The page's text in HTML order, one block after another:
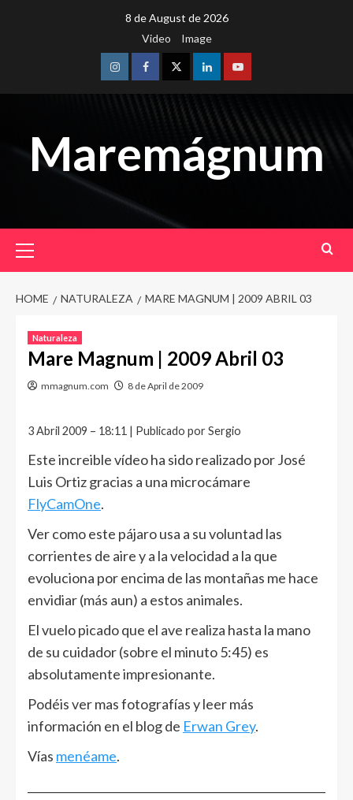
8 de August de 2026
Video
Image
InstagramFacebookTwitterLinkedinYoutube
Maremágnum
Menu
HOME NATURALEZA MARE MAGNUM | 2009 ABRIL 03
Naturaleza
Mare Magnum | 2009 Abril 03
mmagnum.com 8 de April de 2009
3 Abril 2009 – 18:11 | Publicado por Sergio
Este increible vídeo ha sido realizado por José
Luis Ortiz gracias a una microcámare
FlyCamOne.
Ver como este pájaro usa a su voluntad las
corrientes de aire y a la velocidad a la que
evoluciona por encima de las montañas me hace
envidiar (más aun) a estos animales.
El vuelo picado que el ave realiza hasta la mano
de su cuidador (sobre el minuto 5:45) es
absolutamente impresionante.
Podéis ver mas fotografías y leer más
información en el blog de Erwan Grey.
Vías menéame.